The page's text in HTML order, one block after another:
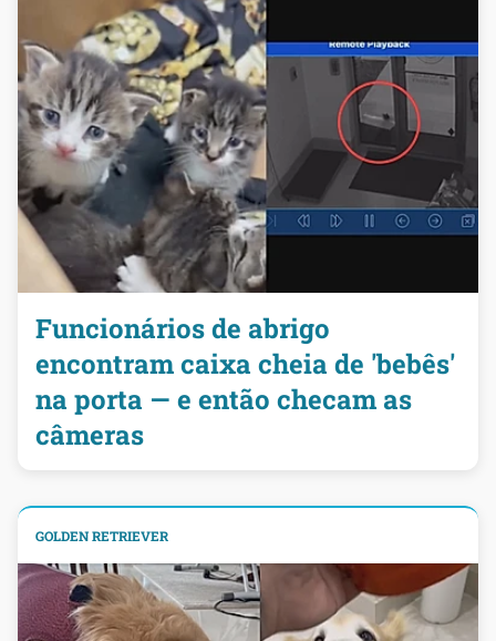
Funcionários de abrigo
encontram caixa cheia de 'bebês'
na porta — e então checam as
câmeras
GOLDEN RETRIEVER